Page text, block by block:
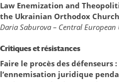
Law Enemization and
the Ukrainian Orthodox Church
Daria Saburova – Central
Critiques et résistances
Faire le procès des défenseurs :
l’ennemisation juridique